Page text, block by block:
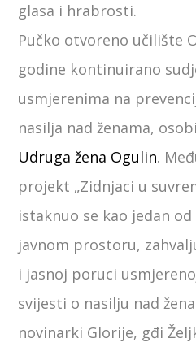
glasa i hrabrosti.
Pučko otvoreno učilište
godine kontinuirano
usmjerenima na
nasilja nad ženama,
Udruga žena Ogulin.
projekt „Zidnjaci u
istaknuo se kao jedan
javnom prostoru,
i jasnoj poruci
svijesti o nasilju nad
novinarki Glorije, gđi